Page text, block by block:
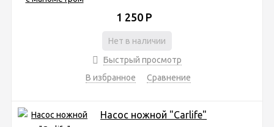
1 250 Р
Нет в наличии
Быстрый просмотр
В избранное
Сравнение
Насос ножной "Carlife"